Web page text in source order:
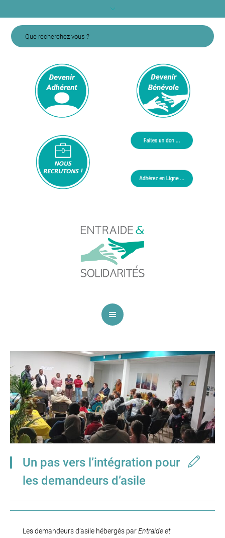
Un pas vers l’intégration pour
les demandeurs d’asile
Les demandeurs d’asile hébergés parEntraide et